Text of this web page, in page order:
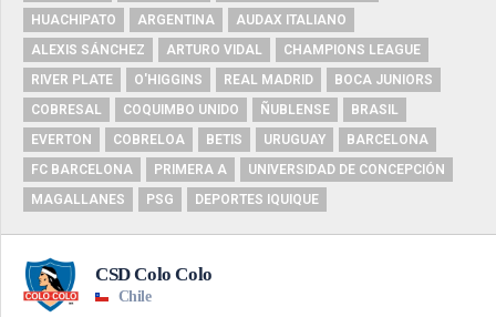
HUACHIPATO
ARGENTINA
AUDAX ITALIANO
ALEXIS SÁNCHEZ
ARTURO VIDAL
CHAMPIONS LEAGUE
RIVER PLATE
O'HIGGINS REAL MADRID
BOCA JUNIORS
COBRESAL
COQUIMBO UNIDO ÑUBLENSE
BRASIL
EVERTON
COBRELOA BETIS URUGUAY
BARCELONA
FC BARCELONA
PRIMERA A
UNIVERSIDAD DE CONCEPCIÓN
MAGALLANES
PSG DEPORTES IQUIQUE